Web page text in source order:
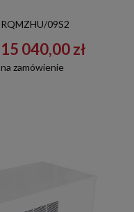
RQMZHU/09S2
15 040,00 zł
na zamówienie